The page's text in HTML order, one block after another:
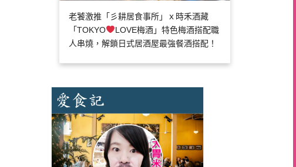
老饕激推「彡耕居食事所」ｘ時禾酒藏
「TOKYO
LOVE梅酒」特色梅酒搭配職
人串燒，解鎖日式居酒屋最強餐酒搭配！